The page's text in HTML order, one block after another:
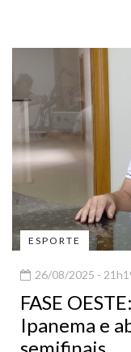
ESPORTE
26/08/2025 -
FASE
Ipanema e